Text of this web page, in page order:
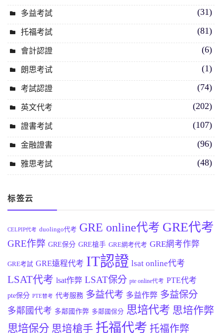
多益考試 (31)
托福考試 (81)
會計認證 (6)
朗思考试 (1)
考試認證 (74)
英文代考 (202)
證書考試 (107)
金融證書 (96)
雅思考試 (48)
标签云
CELPIP代考 duolingo代考 GRE online代考 GRE代考
GRE作弊 GRE保分 GRE槍手 GRE網考代考 GRE網考作弊
GRE考試 GRE遠程代考 IT認證 lsat online代考
LSAT代考 lsat作弊 LSAT保分 pte online代考 PTE代考
pte保分 PTE替考 代考服務 多益代考 多益作弊 多益保分
多鄰國代考 多鄰國作弊 多鄰國保分 思培代考 思培作弊
思培保分 思培槍手 托福代考 托福作弊